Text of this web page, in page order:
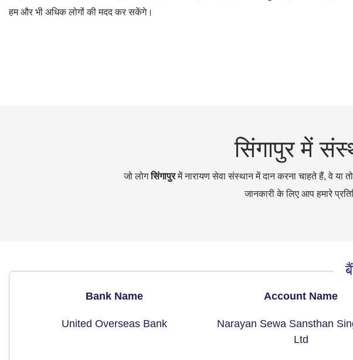
हम और भी अधिक लोगों की मदद कर सकेंगे।
सिंगापुर में
जो लोगसिंगापुरमें नारायण सेवा संस्थान में दान करना चाहते हैं, वे
जानकारी के लिए आप हमारे
Bank Name Account Name
United Overseas Bank
Narayan Sewa Sansthan
Ltd